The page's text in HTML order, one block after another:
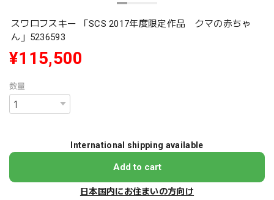
スワロフスキー 「SCS 2017年度限定作品 クマの赤ちゃ
ん」5236593
¥115,500
数量
International shipping available
Add to cart
日本国内にお住まいの方向け